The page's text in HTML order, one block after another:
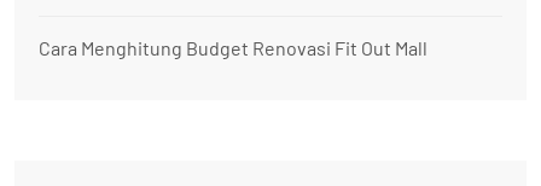
Cara Menghitung Budget Renovasi Fit Out Mall